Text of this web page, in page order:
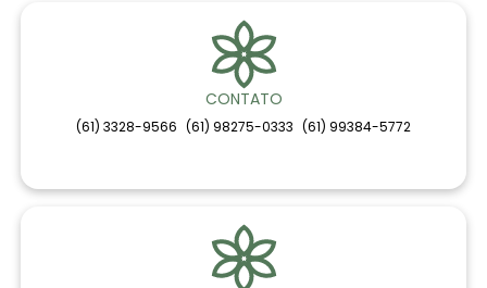
CONTATO
(61) 3328-9566 (61) 98275-0333 (61) 99384-5772